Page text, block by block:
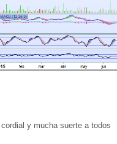
y mucha suerte a todos